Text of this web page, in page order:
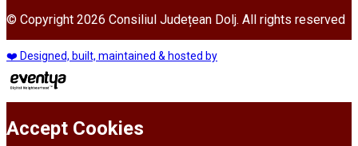
© Copyright 2026 Consiliul Județean Dolj. All rights reserved
❤️ Designed, built, maintained & hosted by
Accept Cookies